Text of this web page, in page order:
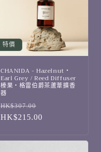
特價
CHANIDA - Hazelnut・
Earl Grey / Reed Diffuser
榛果・格雷伯爵茶蘆葦擴香
器
定
價
HK$307.00
價
HK$215.00